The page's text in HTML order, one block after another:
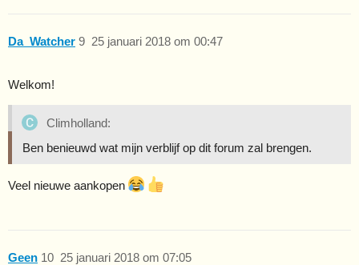
Da_Watcher 25 januari 2018 om 00:47
9
Welkom!
Climholland:
Ben benieuwd wat mijn verblijf op dit forum zal brengen.
Veel nieuwe aankopen
Geen 25 januari 2018 om 07:05
10